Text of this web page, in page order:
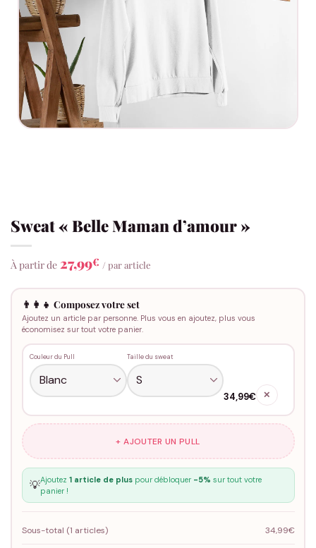
Sweat « Belle Maman d’amour »
À partir de 27,99€ / par article
👨‍👩‍👧 Composez votre set
Ajoutez un article par personne. Plus vous en ajoutez, plus vous
économisez sur tout votre panier.
Couleur du Pull Taille du sweat
34,99€ ✕
+ AJOUTER UN PULL
💡Ajoutez 1 article de pluspour débloquer -5% sur tout votre
panier !
Sous-total (1 articles) 34,99€